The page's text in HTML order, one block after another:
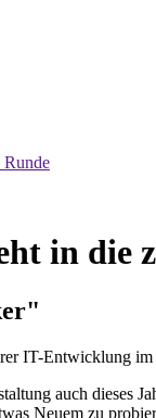
in die
IT-Entwicklung
auch dieses
Neuem zu